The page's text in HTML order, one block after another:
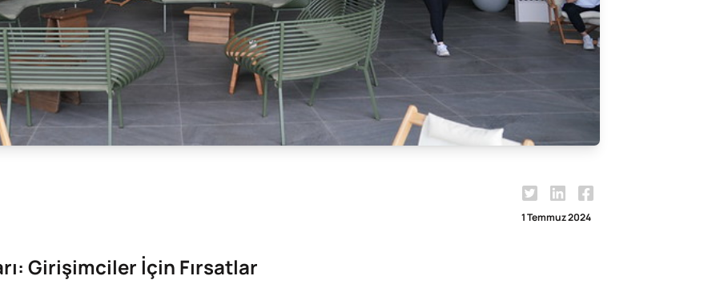
1 Temmuz 2024
Girişimciler İçin Fırsatlar